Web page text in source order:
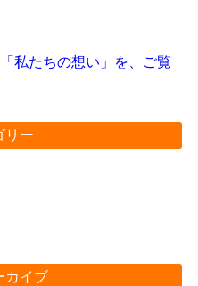
私たちの想い」を、ご覧
リー
カイブ